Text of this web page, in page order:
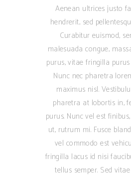
Aenean ultrices justo
hendrerit, sed
Curabitur euismod,
malesuada congue,
purus, vitae fringilla
Nunc nec pharetra
maximus nisl.
pharetra at lobortis in,
purus. Nunc vel est
ut, rutrum mi. Fusce
vel commodo est
fringilla lacus id nisi
tellus semper. Sed